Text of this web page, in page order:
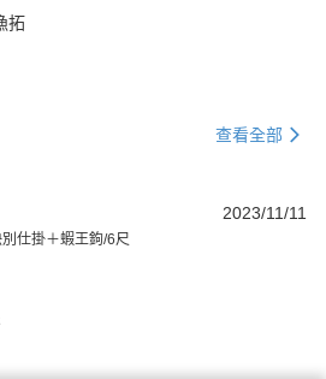
拓
查看全部
2023/11/11
仕掛＋蝦王鉤/6尺